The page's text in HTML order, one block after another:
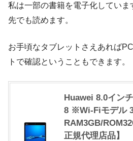
私は一部の書籍を電子化していま
先でも読めます。
お手頃なタブレットさえあれば
トで確認ということもできます。
Huawei 8.0イン
8 ※Wi-Fiモデル
RAM3GB/
正規代理店品】